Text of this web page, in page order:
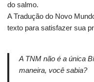
do salmo.
A Tradução do Novo
texto para satisfazer sua
A TNM não é a única
maneira, você sabia?